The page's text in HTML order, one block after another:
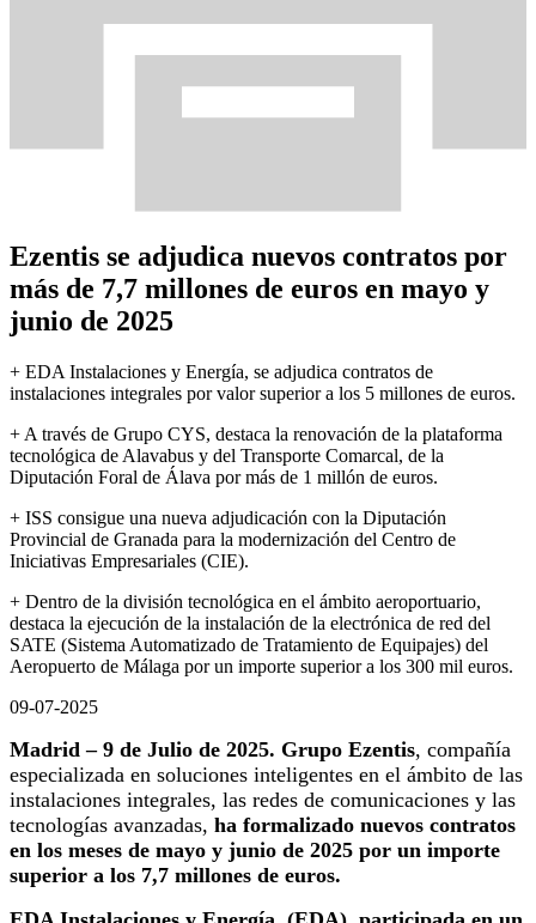
Ezentis se adjudica nuevos contratos por
más de 7,7 millones de euros en mayo y
junio de 2025
+ EDA Instalaciones y Energía, se adjudica contratos de
instalaciones integrales por valor superior a los 5 millones de euros.
+ A través de Grupo CYS, destaca la renovación de la plataforma
tecnológica de Alavabus y del Transporte Comarcal, de la
Diputación Foral de Álava por más de 1 millón de euros.
+ ISS consigue una nueva adjudicación con la Diputación
Provincial de Granada para la modernización del Centro de
Iniciativas Empresariales (CIE).
+ Dentro de la división tecnológica en el ámbito aeroportuario,
destaca la ejecución de la instalación de la electrónica de red del
SATE (Sistema Automatizado de Tratamiento de Equipajes) del
Aeropuerto de Málaga por un importe superior a los 300 mil euros.
09-07-2025
Madrid – 9 de Julio de 2025. Grupo Ezentis, compañía
especializada en soluciones inteligentes en el ámbito de las
instalaciones integrales, las redes de comunicaciones y las
tecnologías avanzadas, ha formalizado nuevos contratos
en los meses de mayo y junio de 2025 por un importe
superior a los 7,7 millones de euros.